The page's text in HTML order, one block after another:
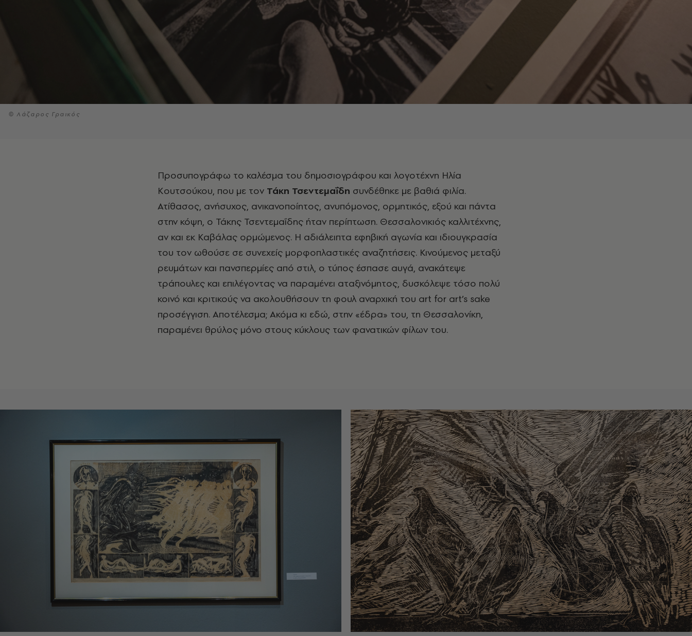
© Λάζαρος Γραικός
Προσυπογράφω το καλέσμα του δημοσιογράφου και λογοτέχνη Ηλία
Κουτσούκου, που με τον Τάκη Τσεντεμαΐδη συνδέθηκε με βαθιά φιλία.
Ατίθασος, ανήσυχος, ανικανοποίητος, ανυπόμονος, ορμητικός, εξού και πάντα
στην κόψη, ο Τάκης Τσεντεμαΐδης ήταν περίπτωση. Θεσσαλονικιός καλλιτέχνης,
αν και εκ Καβάλας ορμώμενος. Η αδιάλειπτα εφηβική αγωνία και ιδιουγκρασία
του τον ωθούσε σε συνεχείς μορφοπλαστικές αναζητήσεις. Κινούμενος μεταξύ
ρευμάτων και πανσπερμίες από στιλ, ο τύπος έσπασε αυγά, ανακάτεψε
τράπουλες και επιλέγοντας να παραμένει αταξινόμητος, δυσκόλεψε τόσο πολύ
κοινό και κριτικούς να ακολουθήσουν τη φουλ αναρχική του art for art’s sake
προσέγγιση. Αποτέλεσμα; Ακόμα κι εδώ, στην «έδρα» του, τη Θεσσαλονίκη,
παραμένει θρύλος μόνο στους κύκλους των φανατικών φίλων του.